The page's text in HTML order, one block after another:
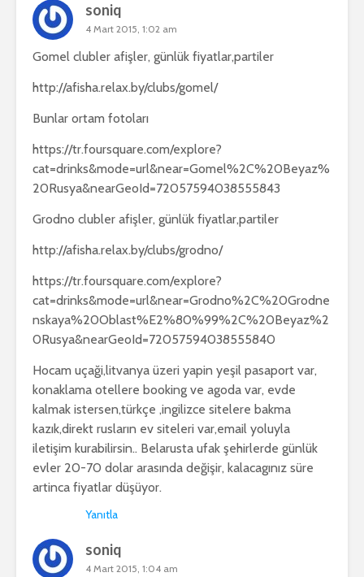
soniq
4 Mart 2015, 1:02 am
Gomel clubler afişler, günlük fiyatlar,partiler
http://afisha.relax.by/clubs/gomel/
Bunlar ortam fotoları
https://tr.foursquare.com/explore?
cat=drinks&mode=url&near=Gomel%2C%20Beyaz%
20Rusya&nearGeoId=72057594038555843
Grodno clubler afişler, günlük fiyatlar,partiler
http://afisha.relax.by/clubs/grodno/
https://tr.foursquare.com/explore?
cat=drinks&mode=url&near=Grodno%2C%20Grodne
nskaya%20Oblast%E2%80%99%2C%20Beyaz%2
0Rusya&nearGeoId=72057594038555840
Hocam uçaği,litvanya üzeri yapin yeşil pasaport var,
konaklama otellere booking ve agoda var, evde
kalmak istersen,türkçe ,ingilizce sitelere bakma
kazık,direkt rusların ev siteleri var,email yoluyla
iletişim kurabilirsin.. Belarusta ufak şehirlerde günlük
evler 20-70 dolar arasında değişir, kalacagınız süre
artinca fiyatlar düşüyor.
Yanıtla
soniq
4 Mart 2015, 1:04 am